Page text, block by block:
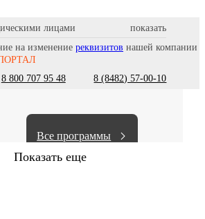
лицами
на изменение реквизитов нашей компании
8 800 707 95 48 8 (8482) 57-00-10
Все программы
Показать еще